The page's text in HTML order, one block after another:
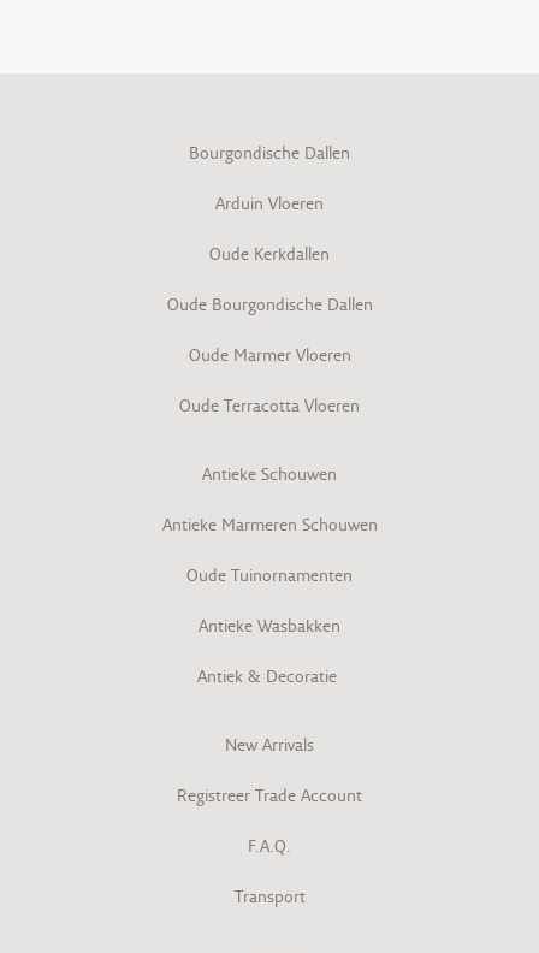
Bourgondische Dallen
Arduin Vloeren
Oude Kerkdallen
Oude Bourgondische Dallen
Oude Marmer Vloeren
Oude Terracotta Vloeren
Antieke Schouwen
Antieke Marmeren Schouwen
Oude Tuinornamenten
Antieke Wasbakken
Antiek & Decoratie
New Arrivals
Registreer Trade Account
F.A.Q.
Transport